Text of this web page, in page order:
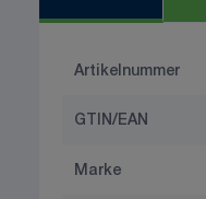
Artikelnummer
GTIN/EAN
Marke